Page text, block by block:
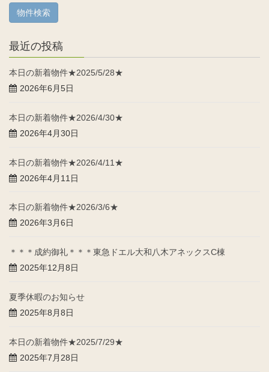
最近の投稿
本日の新着物件★2025/5/28★
2026年6月5日
本日の新着物件★2026/4/30★
2026年4月30日
本日の新着物件★2026/4/11★
2026年4月11日
本日の新着物件★2026/3/6★
2026年3月6日
＊＊＊成約御礼＊＊＊東急ドエル大和八木アネックスC棟
2025年12月8日
夏季休暇のお知らせ
2025年8月8日
本日の新着物件★2025/7/29★
2025年7月28日